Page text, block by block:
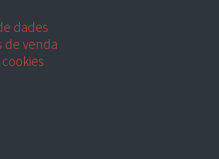
dades
de venda